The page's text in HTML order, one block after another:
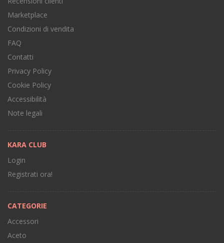
Marketplace
Condizioni di vendita
FAQ
Contatti
Privacy Policy
Cookie Policy
Accessibilità
Note legali
KARA CLUB
Login
Registrati ora!
CATEGORIE
Accessori
Aceto